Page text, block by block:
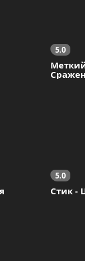
5.0
5.0
Стик -